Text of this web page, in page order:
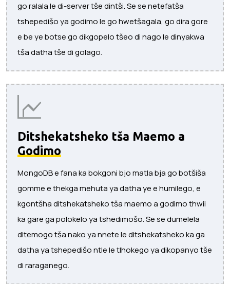
go ralala le di-server tše dintši. Se se netefatša
tshepedišo ya godimo le go hwetšagala, go dira gore
e be ye botse go dikgopelo tšeo di nago le dinyakwa
tša datha tše di golago.
Ditshekatsheko tša Maemo a
Godimo
MongoDB e fana ka bokgoni bjo matla bja go botšiša
gomme e thekga mehuta ya datha ye e humilego, e
kgontšha ditshekatsheko tša maemo a godimo thwii
ka gare ga polokelo ya tshedimošo. Se se dumelela
ditemogo tša nako ya nnete le ditshekatsheko ka ga
datha ya tshepedišo ntle le tlhokego ya dikopanyo tše
di raraganego.